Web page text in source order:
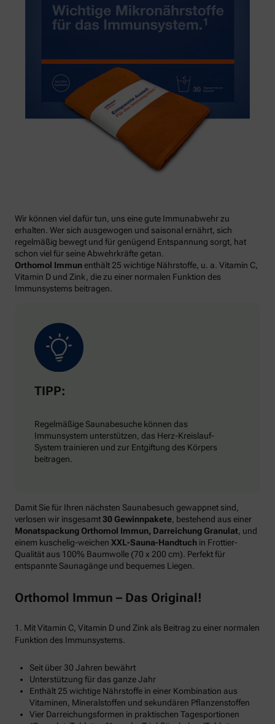
Wir können viel dafür tun, uns eine gute Immunabwehr zu
erhalten. Wer sich ausgewogen und saisonal ernährt, sich
regelmäßig bewegt und für genügend Entspannung sorgt, hat
schon viel für seine Abwehrkräfte getan.
Orthomol Immunenthält 25 wichtige Nährstoffe, u. a. Vitamin C,
Vitamin D und Zink, die zu einer normalen Funktion des
Immunsystems beitragen.
TIPP:
Regelmäßige Saunabesuche können das
Immunsystem unterstützen, das Herz-Kreislauf-
System trainieren und zur Entgiftung des Körpers
beitragen.
Damit Sie für Ihren nächsten Saunabesuch gewappnet sind,
verlosen wir insgesamt30 Gewinnpakete, bestehend aus einer
Monatspackung Orthomol Immun, Darreichung Granulat, und
einem kuschelig-weichen XXL-Sauna-Handtuch in Frottier-
Qualität aus 100% Baumwolle (70 x 200 cm). Perfekt für
entspannte Saunagänge und bequemes Liegen.
Orthomol Immun – Das Original!
1. Mit Vitamin C, Vitamin D und Zink als Beitrag zu einer normalen
Funktion des Immunsystems.
Seit über 30 Jahren bewährt
Unterstützung für das ganze Jahr
Enthält 25 wichtige Nährstoffe in einer Kombination aus
Vitaminen, Mineralstoffen und sekundären Pflanzenstoffen
Vier Darreichungsformen in praktischen Tagesportionen